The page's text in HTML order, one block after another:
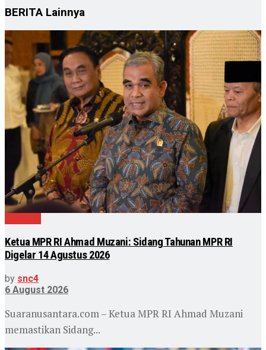
BERITA Lainnya
Ketua MPR RI Ahmad Muzani: Sidang Tahunan MPR RI
Digelar 14 Agustus 2026
by snc4
6 August 2026
Suaranusantara.com – Ketua MPR RI Ahmad Muzani
memastikan Sidang...